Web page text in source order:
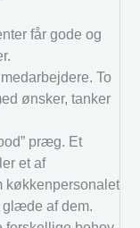
får gode og
To
ønsker, tanker
præg. Et
et af
køkkenpersonalet
glæde af dem.